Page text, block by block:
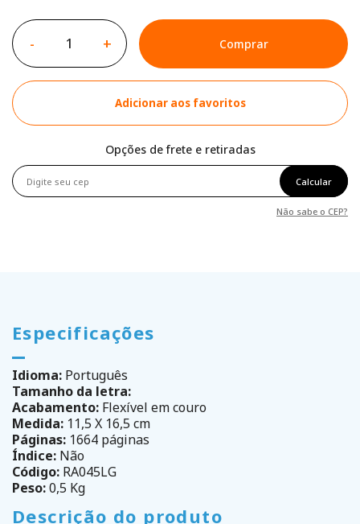
- + Comprar
Adicionar aos favoritos
Opções de frete e retiradas
Calcular
Não sabe o CEP?
Especificações
Idioma: Português
Tamanho da letra:
Acabamento: Flexível em couro
Medida: 11,5 X 16,5 cm
Páginas: 1664 páginas
Índice: Não
Código: RA045LG
Peso:0,5 Kg
Descrição do produto